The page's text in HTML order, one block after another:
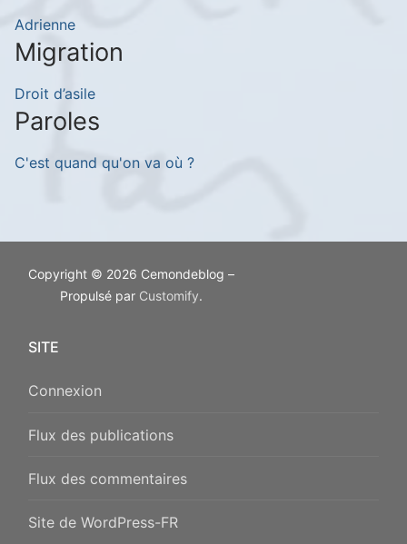
Adrienne
Migration
Droit d’asile
Paroles
C'est quand qu'on va où ?
Copyright © 2026 Cemondeblog –
Propulsé par Customify.
SITE
Connexion
Flux des publications
Flux des commentaires
Site de WordPress-FR